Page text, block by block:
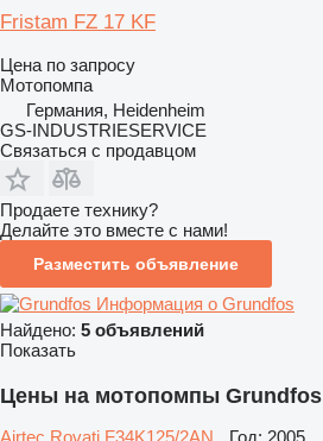
Fristam FZ 17 KF
Цена по запросу
Мотопомпа
Германия, Heidenheim
GS-INDUSTRIESERVICE
Связаться с продавцом
Продаете технику?
Делайте это вместе с нами!
Разместить объявление
Информация о Grundfos
Найдено: 5 объявлений
Показать
Цены на мотопомпы Grundfos
Airtec Rovati F34K125/2AN Год: 2005